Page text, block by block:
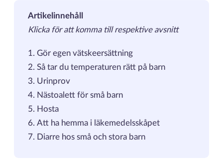
Artikelinnehåll
Klicka för att komma till respektive avsnitt
Gör egen vätskeersättning
Så tar du temperaturen rätt på barn
Urinprov
Nästoalett för små barn
Hosta
Att ha hemma i läkemedelsskåpet
Diarre hos små och stora barn